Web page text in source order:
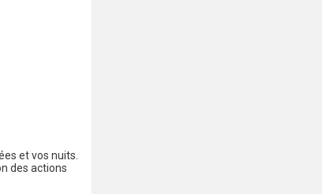
et vos nuits.
des actions